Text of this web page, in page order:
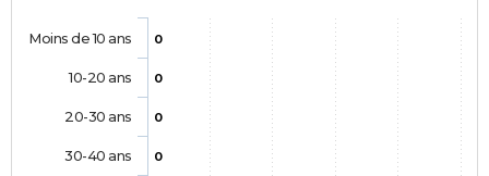
0
0
0
0
Moins de 10 ans
10-20 ans
20-30 ans
30-40 ans